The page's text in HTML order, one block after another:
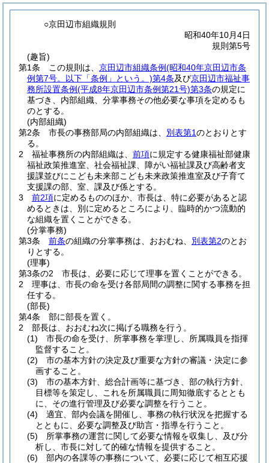
○京田辺市組織規則
昭和40年10月4日
規則第5号
(趣旨)
第1条
この規則は、 京田辺市組織条例(昭和40年京田辺市条
例第7号。以下「条例」という。)第4条及び京田辺市福祉事
務所設置条例(平成8年京田辺市条例第21号)第3条の規定に
基づき、内部組織、分掌事務その他必要な事項を定めるも
のとする。
(内部組織)
第2条
市長の事務部局の内部組織は、 別表第1のとおりとす
る。
2
福祉事務所の内部組織は、 前項に規定する健康福祉部健康
福祉政策推進室、社会福祉課、障がい福祉課及び高齢者支
援課並びにこども未来部こども未来政策推進室及び子育て
支援課の部、室、課及び係とする。
3
前2項に定めるもののほか、市長は、特に必要があると認
めるときは、別に定めるところにより、臨時的かつ流動的
な組織を置くことができる。
(分掌事務)
第3条
前条の組織の分掌事務は、おおむね、 別表第2のとお
りとする。
(理事)
第3条の2
市長は、必要に応じて理事を置くことができる。
2
理事は、市長の命を受け各部局間の調整に関する事務を担
任する。
(部長)
第4条
部に部長を置く。
2
部長は、おおむね次に掲げる職務を行う。
(1)
市長の命を受け、所掌事務を掌理し、所属職員を指揮
監督すること。
(2)
市の基本方針の決定及び重要な方針の審議・決定に参
画すること。
(3)
市の基本方針、総合計画等に基づき、部の執行方針、
目標等を策定し、これを所属職員に周知徹底するととも
に、その進行管理及び必要な調整を行うこと。
(4)
適宜、部内会議を開催し、事務の執行状況を把握する
とともに、必要な調整及び助言・指導を行うこと。
(5)
所掌事務の運営に関して必要な情報を収集し、及び分
析し、市長に対して的確な情報を提供すること。
(6)
部内の各課等の事務について、必要に応じて相互応援